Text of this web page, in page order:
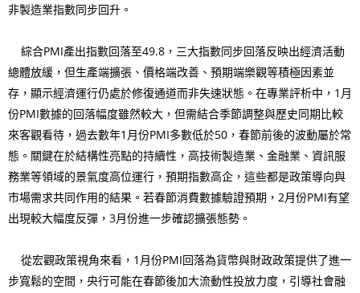
非製造業指數同步回升。
綜合PMI產出指數回落至49.8，三大指數同步回落反映出經濟活動
總體放緩，但生產端擴張、價格端改善、預期端樂觀等積極因素並
存，顯示經濟運行仍處於修復通道而非失速狀態。在專業評析中，1月
份PMI數據的回落幅度雖然較大，但需結合季節調整與歷史同期比較
來客觀看待，過去數年1月份PMI多數低於50，春節前後的波動屬於常
態。關鍵在於結構性亮點的持續性，高技術製造業、金融業、資訊服
務業等領域的景氣度高位運行，預期指數高企，這些都是政策導向與
市場需求共同作用的結果。若春節消費數據驗證預期，2月份PMI有望
出現較大幅度反彈，3月份進一步確認擴張態勢。
從宏觀政策視角來看，1月份PMI回落為貨幣與財政政策提供了進一
步寬鬆的空間，央行可能在春節後加大流動性投放力度，引導社會融